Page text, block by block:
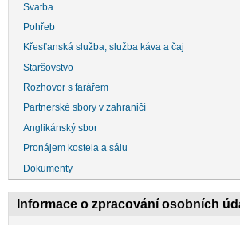
Svatba
Pohřeb
Křesťanská služba, služba káva a čaj
Staršovstvo
Rozhovor s farářem
Partnerské sbory v zahraničí
Anglikánský sbor
Pronájem kostela a sálu
Dokumenty
Informace o zpracování osobních